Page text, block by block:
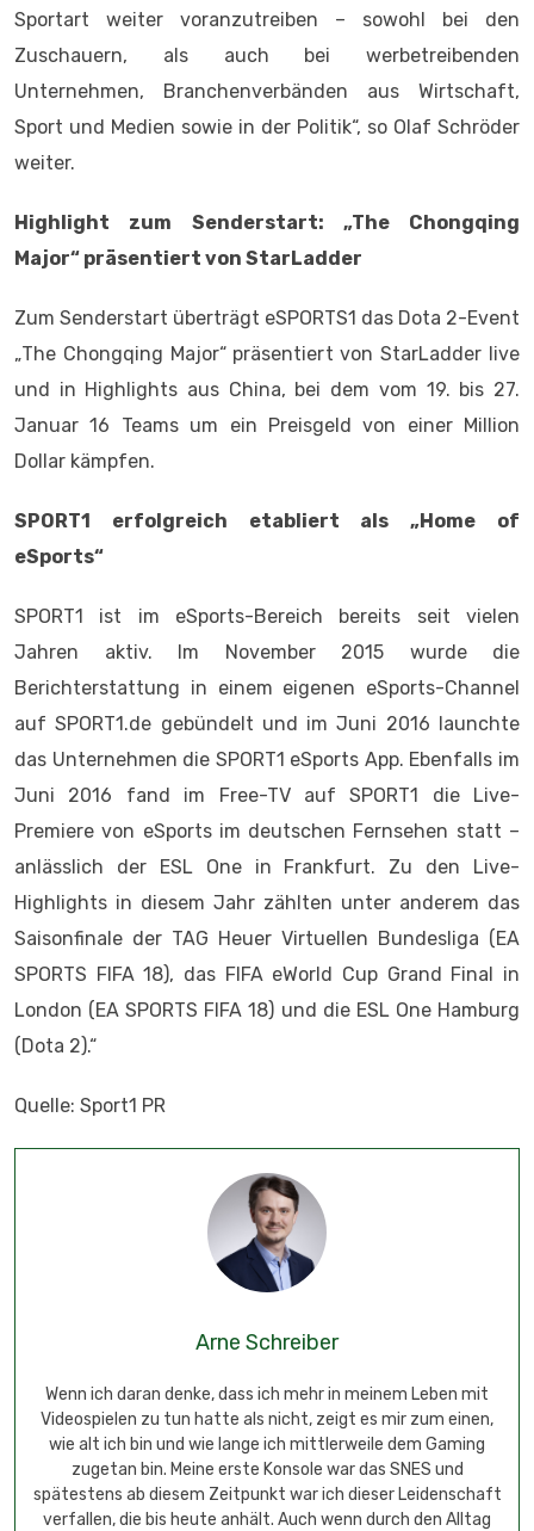
Sportart weiter voranzutreiben – sowohl bei den
Zuschauern, als auch bei werbetreibenden
Unternehmen, Branchenverbänden aus Wirtschaft,
Sport und Medien sowie in der Politik“, so Olaf Schröder
weiter.
Highlight zum Senderstart: „The Chongqing
Major“ präsentiert von StarLadder
Zum Senderstart überträgt eSPORTS1 das Dota 2-Event
„The Chongqing Major“ präsentiert von StarLadder live
und in Highlights aus China, bei dem vom 19. bis 27.
Januar 16 Teams um ein Preisgeld von einer Million
Dollar kämpfen.
SPORT1 erfolgreich etabliert als„Home of
eSports“
SPORT1 ist im eSports-Bereich bereits seit vielen
Jahren aktiv. Im November 2015 wurde die
Berichterstattung in einem eigenen eSports-Channel
auf SPORT1.de gebündelt und im Juni 2016 launchte
das Unternehmen die SPORT1 eSports App. Ebenfalls im
Juni 2016 fand im Free-TV auf SPORT1 die Live-
Premiere von eSports im deutschen Fernsehen statt –
anlässlich der ESL One in Frankfurt. Zu den Live-
Highlights in diesem Jahr zählten unter anderem das
Saisonfinale der TAG Heuer Virtuellen Bundesliga (EA
SPORTS FIFA 18), das FIFA eWorld Cup Grand Final in
London (EA SPORTS FIFA 18) und die ESL One Hamburg
(Dota 2).“
Quelle: Sport1 PR
Arne Schreiber
Wenn ich daran denke, dass ich mehr in meinem Leben mit
Videospielen zu tun hatte als nicht, zeigt es mir zum einen,
wie alt ich bin und wie lange ich mittlerweile dem Gaming
zugetan bin. Meine erste Konsole war das SNES und
spätestens ab diesem Zeitpunkt war ich dieser Leidenschaft
verfallen, die bis heute anhält. Auch wenn durch den Alltag